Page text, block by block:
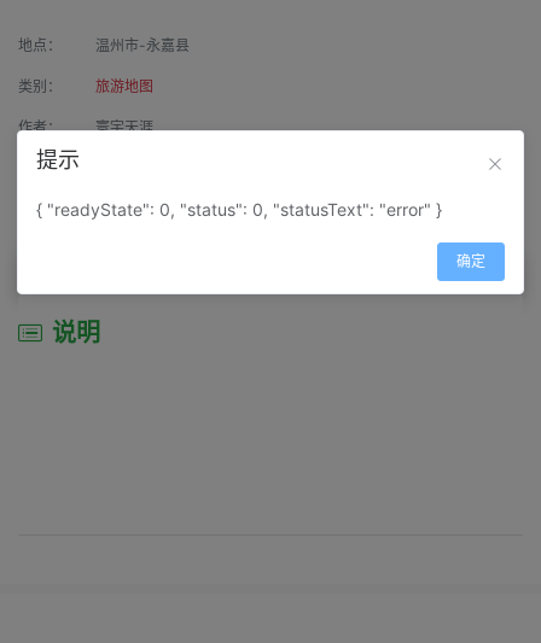
地点： 温州市-永嘉县
类别： 旅游地图
作者： 寰宇天涯
来源：
属性： 地图属性： 地图类型-景区导游图
说明
提示
{ "readyState": 0, "status": 0, "statusText": "error" }
确定